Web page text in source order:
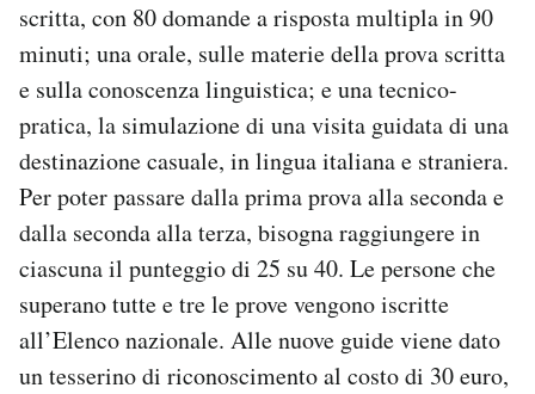
scritta, con 80 domande a risposta multipla in 90
minuti; una orale, sulle materie della prova scritta
e sulla conoscenza linguistica; e una tecnico-
pratica, la simulazione di una visita guidata di una
destinazione casuale, in lingua italiana e straniera.
Per poter passare dalla prima prova alla seconda e
dalla seconda alla terza, bisogna raggiungere in
ciascuna il punteggio di 25 su 40. Le persone che
superano tutte e tre le prove vengono iscritte
all’Elenco nazionale. Alle nuove guide viene dato
un tesserino di riconoscimento al costo di 30 euro,